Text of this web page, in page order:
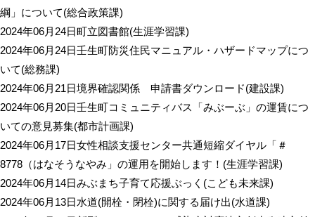
綱」について(総合政策課)
2024年06月24日町立図書館(生涯学習課)
2024年06月24日壬生町防災住民マニュアル・ハザードマップにつ
いて(総務課)
2024年06月21日境界確認関係 申請書ダウンロード(建設課)
2024年06月20日壬生町コミュニティバス「みぶーぶ」の運賃につ
いての意見募集(都市計画課)
2024年06月17日女性相談支援センター共通短縮ダイヤル「＃
8778（はなそうなやみ」の運用を開始します！ (生涯学習課)
2024年06月14日みぶまち子育て応援ぶっく (こども未来課)
2024年06月13日水道(開栓・閉栓)に関する届け出(水道課)